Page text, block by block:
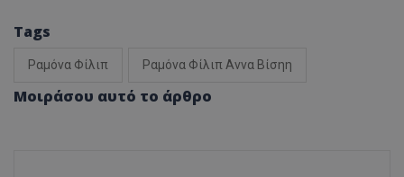
Tags
Ραμόνα Φίλιπ Ραμόνα Φίλιπ Αννα Βίσηη
Μοιράσου αυτό το άρθρο